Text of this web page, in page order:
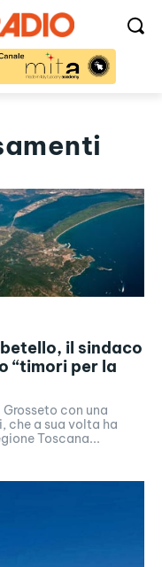
il sindaco
“timori per la
con una
che a sua volta ha
Toscana...